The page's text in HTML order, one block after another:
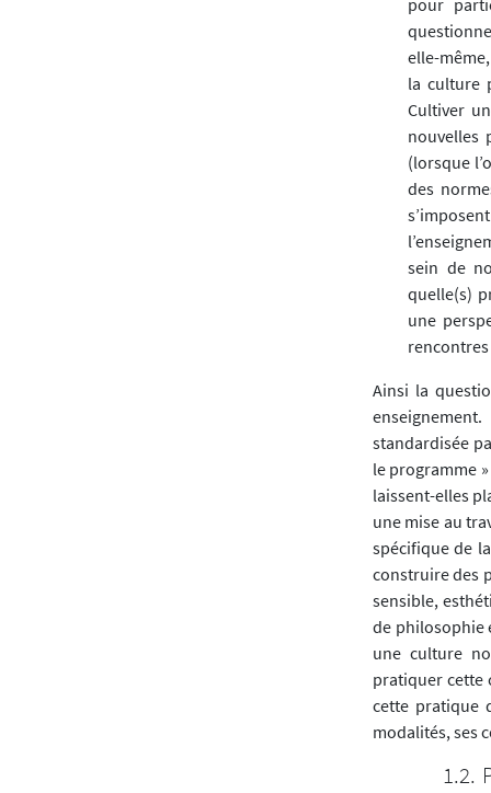
elle-
la culture
Cultiver
nouvelles
(lorsque
des
sein de
quelle(s)
une
rencontres
Ainsi la
standardisée
le programme
laissent-elles
une mise au
spécifique de
construire des
sensible,
de philosophie
une culture
pratiquer cette
cette pratique
modalités, ses